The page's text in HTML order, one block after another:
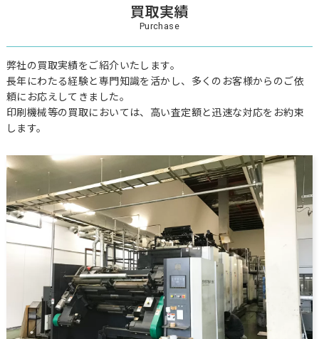
買取実績
Purchase
弊社の買取実績をご紹介いたします。
長年にわたる経験と専門知識を活かし、多くのお客様からのご依
頼にお応えしてきました。
印刷機械等の買取においては、高い査定額と迅速な対応をお約束
します。